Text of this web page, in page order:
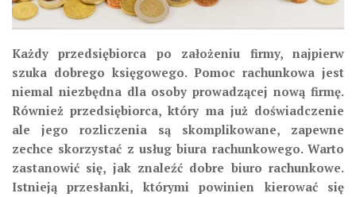
Każdy przedsiębiorca po założeniu firmy, najpierw
szuka dobrego księgowego. Pomoc rachunkowa jest
niemal niezbędna dla osoby prowadzącej nową firmę.
Również przedsiębiorca, który ma już doświadczenie
ale jego rozliczenia są skomplikowane, zapewne
zechce skorzystać z usług biura rachunkowego. Warto
zastanowić się, jak znaleźć dobre biuro rachunkowe.
Istnieją przesłanki, którymi powinien kierować się